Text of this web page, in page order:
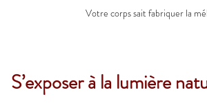
Votre corps sait fabriquer la
S’exposer à la lumière